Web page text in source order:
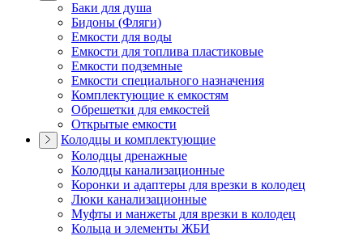
Баки для душа
Бидоны (Фляги)
Емкости для воды
Емкости для топлива пластиковые
Емкости подземные
Емкости специального назначения
Комплектующие к емкостям
Обрешетки для емкостей
Открытые емкости
Колодцы и комплектующие
Колодцы дренажные
Колодцы канализационные
Коронки и адаптеры для врезки в колодец
Люки канализационные
Муфты и манжеты для врезки в колодец
Кольца и элементы ЖБИ